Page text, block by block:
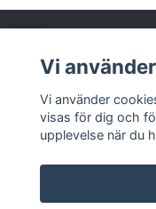
Läs mer
Vi
Vi använder
visas för dig och
upplevelse när du